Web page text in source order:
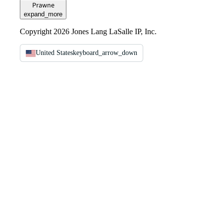
Prawne
expand_more
Copyright 2026 Jones Lang LaSalle IP, Inc.
United Stateskeyboard_arrow_down